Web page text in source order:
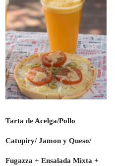
Tarta de Acelga/Pollo
Catupiry/ Jamon y Queso/
Fugazza + Ensalada Mixta +